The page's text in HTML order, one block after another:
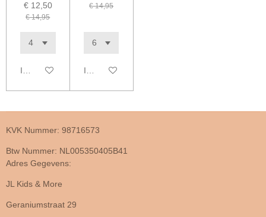
€ 12,50
€ 14,95
In winkelwagen
€ 14,95
In winkelwagen
KVK Nummer: 98716573
Btw Nummer: NL005350405B41
Adres Gegevens:
JL Kids & More
Geraniumstraat 29